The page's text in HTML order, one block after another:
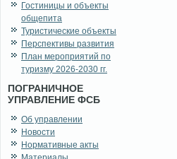
Гостиницы и объекты
общепита
Туристические объекты
Перспективы развития
План мероприятий по
туризму 2026-2030 гг.
ПОГРАНИЧНОЕ
УПРАВЛЕНИЕ ФСБ
Об управлении
Новости
Нормативные акты